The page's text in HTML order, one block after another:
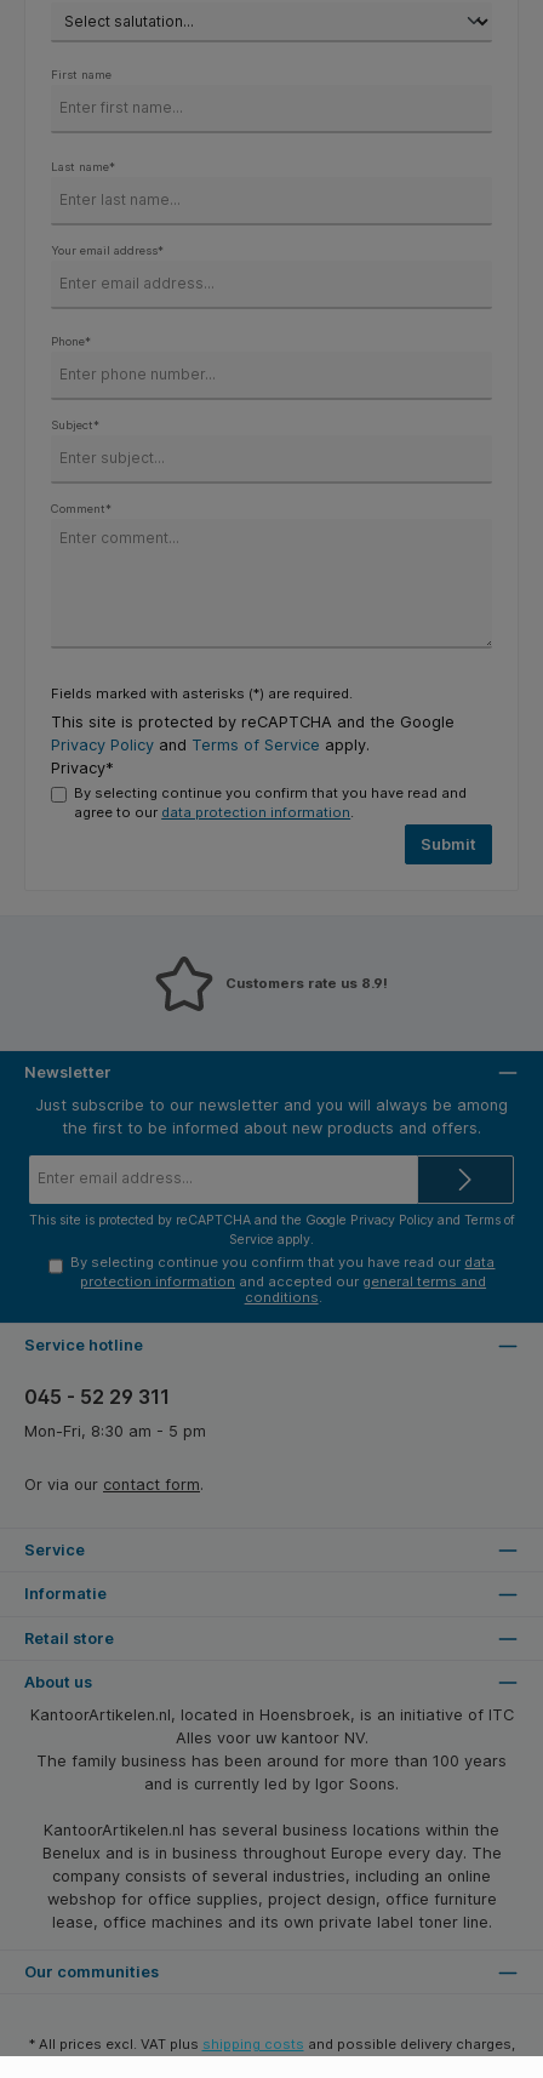
First name
Last name*
Your email address*
Phone*
Subject*
Comment*
Fields marked with asterisks (*) are required.
This site is protected by reCAPTCHA and the Google
Privacy Policy and Terms of Service apply.
Privacy*
By selecting continue you confirm that you have read and
agree to our data protection information.
Submit
Customers rate us 8.9!
Newsletter
Just subscribe to our newsletter and you will always be among
the first to be informed about new products and offers.
This site is protected by reCAPTCHA and the Google Privacy Policyand Terms of
Service apply.
By selecting continue you confirm that you have read our data
protection information and accepted our general terms and
conditions
Service hotline
045 - 52 29 311
Mon-Fri, 8:30 am - 5 pm
Or via our contact form.
Service
Informatie
Retail store
About us
KantoorArtikelen.nl, located in Hoensbroek, is an initiative of ITC
Alles voor uw kantoor NV.
The family business has been around for more than 100 years
and is currently led by Igor Soons.
KantoorArtikelen.nl has several business locations within the
Benelux and is in business throughout Europe every day. The
company consists of several industries, including an online
webshop for office supplies, project design, office furniture
lease, office machines and its own private label toner line.
Our communities
* All prices excl. VAT plus shipping costs and possible delivery charges,